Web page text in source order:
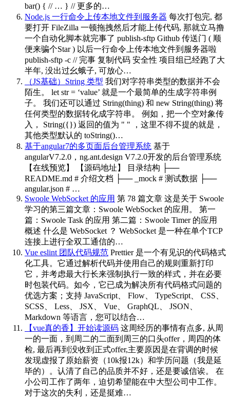
bar() { // … } // 更多的…
Node.js 一行命令上传本地文件到服务器 每次打包完, 都
要打开 FileZilla 一顿拖拽然后才能上传代码, 那就立马撸
一个自动化脚本就完事了 publish-sftp Github 传送门 ( 顺
便来骗个Star ) 以后一行命令上传本地文件到服务器啦
publish-sftp -c // 完事 复制代码 安全性 项目组已经跑了大
半年, 没出过幺蛾子, 可放心…
（JS基础）String 类型 我们对字符串类型的数据并不会
陌生。 let str = ‘value’ 就是一个最简单的生成字符串例
子。 我们还可以通过 String(thing) 和 new String(thing) 将
任何类型的数据转化成字符串。 例如，把一个空对象传
入， String({}) 返回的值为 " " ，这里不得不提的就是，
其他类型默认的 toString()…
基于angular7的多页面后台管理系统 基于
angularV7.2.0，ng.ant.design V7.2.0开发的后台管理系统
【在线预览】 【源码地址】 目录结构 ├──
README.md # 介绍文档 ├── _mock # 测试数据 ├──
angular.json # …
Swoole WebSocket 的应用 第 78 篇文章 这是关于 Swoole
学习的第三篇文章：Swoole WebSocket 的应用。 第一
篇：Swoole Task 的应用 第二篇：Swoole Timer 的应用
概述 什么是 WebSocket ？ WebSocket 是一种在单个TCP
连接上进行全双工通信的…
Vue eslint 团队代码规范 Prettier 是一个有见识的代码格式
化工具。它通过解析代码并使用自己的规则重新打印
它，并考虑最大行长来强制执行一致的样式，并在必要
时包装代码。如今，它已成为解决所有代码格式问题的
优选方案；支持 JavaScript、 Flow、 TypeScript、 CSS、
SCSS、 Less、 JSX、 Vue、 GraphQL、 JSON、
Markdown 等语言，您可以结合…
【vue真的香】开始读源码 这周经历的事情有点多, 从周
一的一面，到周二的二面到周三的口头offer，周四的体
检, 最后再到没收到正式offer,主要原因是在背调的时候
发现虚报了原始薪资（10k报12k）和学历问题（我是延
毕的）。认清了自己的品质并不好，还是要诚信诶。 在
小公司工作了两年，迫切希望能在中大型公司中工作。
对于这次的失利，还是挺难…